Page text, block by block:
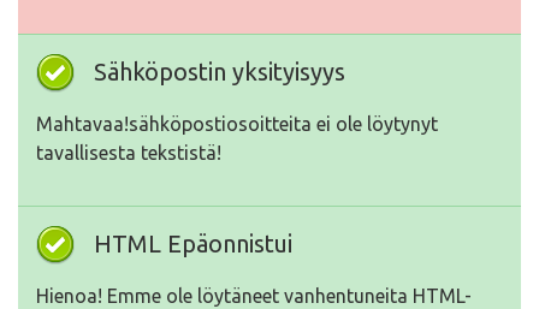
Sähköpostin yksityisyys
Mahtavaa!sähköpostiosoitteita ei ole löytynyt
tavallisesta tekstistä!
HTML Epäonnistui
Hienoa! Emme ole löytäneet vanhentuneita HTML-